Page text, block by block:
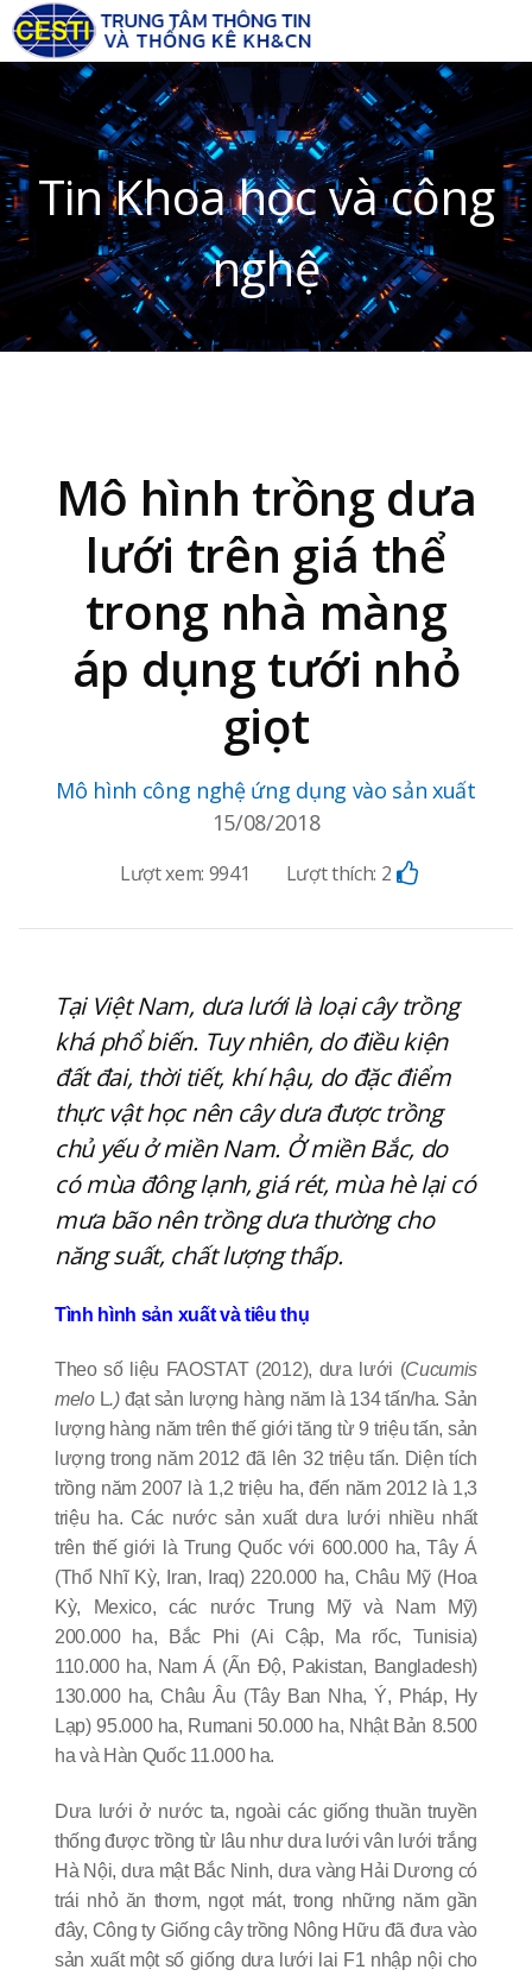
Tin Khoa học và công
nghệ
Mô hình trồng dưa
lưới trên giá thể
trong nhà màng
áp dụng tưới nhỏ
giọt
Mô hình công nghệ ứng dụng vào sản xuất
15/08/2018
Lượt xem: 9941 Lượt thích: 2
Tại Việt Nam, dưa lưới là loại cây trồng
khá phổ biến. Tuy nhiên, do điều kiện
đất đai, thời tiết, khí hậu, do đặc điểm
thực vật học nên cây dưa được trồng
chủ yếu ở miền Nam. Ở miền Bắc, do
có mùa đông lạnh, giá rét, mùa hè lại có
mưa bão nên trồng dưa thường cho
năng suất, chất lượng thấp.
Tình hình sản xuất và tiêu thụ
Theo số liệu FAOSTAT (2012), dưa lưới (Cucumis
melo L.) đạt sản lượng hàng năm là 134 tấn/ha. Sản
lượng hàng năm trên thế giới tăng từ 9 triệu tấn, sản
lượng trong năm 2012 đã lên 32 triệu tấn. Diện tích
trồng năm 2007 là 1,2 triệu ha, đến năm 2012 là 1,3
triệu ha. Các nước sản xuất dưa lưới nhiều nhất
trên thế giới là Trung Quốc với 600.000 ha, Tây Á
(Thổ Nhĩ Kỳ, Iran, Iraq) 220.000 ha, Châu Mỹ (Hoa
Kỳ, Mexico, các nước Trung Mỹ và Nam Mỹ)
200.000 ha, Bắc Phi (Ai Cập, Ma rốc, Tunisia)
110.000 ha, Nam Á (Ấn Độ, Pakistan, Bangladesh)
130.000 ha, Châu Âu (Tây Ban Nha, Ý, Pháp, Hy
Lạp) 95.000 ha, Rumani 50.000 ha, Nhật Bản 8.500
ha và Hàn Quốc 11.000 ha.
Dưa lưới ở nước ta, ngoài các giống thuần truyền
thống được trồng từ lâu như dưa lưới vân lưới trắng
Hà Nội, dưa mật Bắc Ninh, dưa vàng Hải Dương có
trái nhỏ ăn thơm, ngọt mát, trong những năm gần
đây, Công ty Giống cây trồng Nông Hữu đã đưa vào
sản xuất một số giống dưa lưới lai F1 nhập nội cho